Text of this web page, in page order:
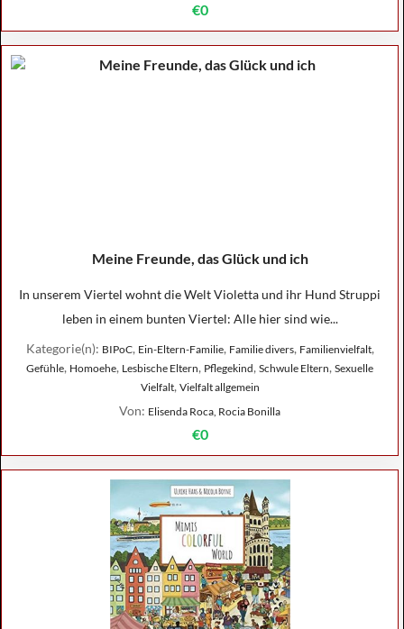
€0
Meine Freunde, das Glück und ich
In unserem Viertel wohnt die Welt Violetta und ihr Hund Struppi
leben in einem bunten Viertel: Alle hier sind wie...
Kategorie(n): BIPoC, Ein-Eltern-Familie, Familie divers, Familienvielfalt,
Gefühle, Homoehe, Lesbische Eltern, Pflegekind, Schwule Eltern, Sexuelle
Vielfalt, Vielfalt allgemein
Von: Elisenda Roca, Rocia Bonilla
€0